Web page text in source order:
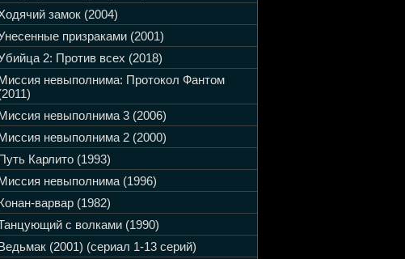
замок (2004)
призраками (2001)
2: Против всех (2018)
невыполнима: Протокол Фантом
невыполнима 3 (2006)
невыполнима 2 (2000)
Карлито (1993)
невыполнима (1996)
варвар (1982)
с волками (1990)
(2001) (сериал 1-13 серий)